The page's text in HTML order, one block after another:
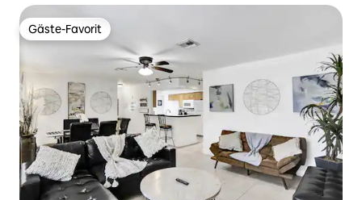
Gäste-Favorit
Gäste-Favorit